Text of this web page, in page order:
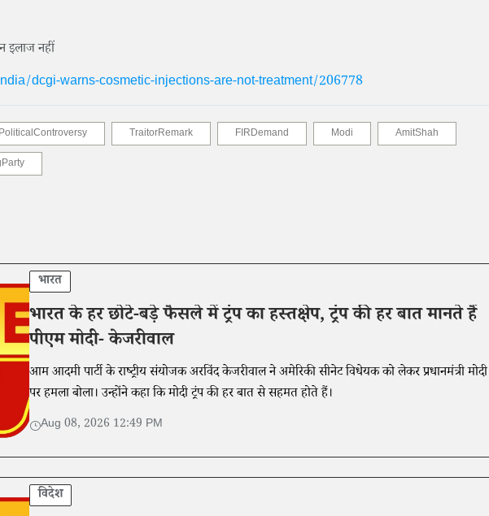
इलाज नहीं
dcgi-warns-cosmetic-injections-are-not-treatment/206778
PoliticalControversy TraitorRemark FIRDemand Modi
AmitShah
भारत
भारत के हर छोटे-बड़े फैसले में ट्रंप का हस्तक्षेप, ट्रंप की हर बात मानते हैं
पीएम मोदी- केजरीवाल
आम आदमी पार्टी के राष्ट्रीय संयोजक अरविंद केजरीवाल ने अमेरिकी सीनेट विधेयक को लेकर प्रधानमंत्री मोदी
पर हमला बोला। उन्होंने कहा कि मोदी ट्रंप की हर बात से सहमत होते हैं।
Aug 08, 2026 12:49 PM
विदेश